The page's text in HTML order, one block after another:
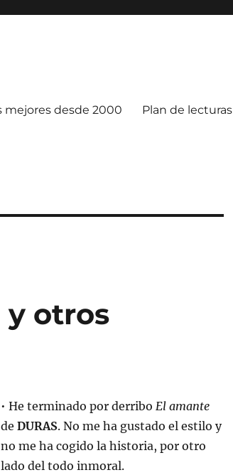
mejores desde 2000 Plan de lecturas
y otros
• He terminado por derribo El amante
de DURAS. No me ha gustado el estilo y
no me ha cogido la historia, por otro
lado del todo inmoral.